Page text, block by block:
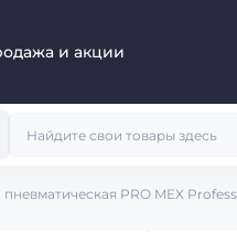
и акции
PRO MEX